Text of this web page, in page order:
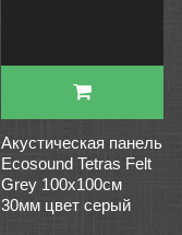
Акустическая панель
Ecosound Tetras Felt
Grey 100x100см
30мм цвет серый